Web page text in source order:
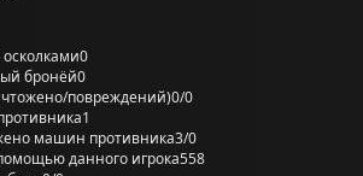
0
бронёй0
повреждений)0/0
1
машин противника3/0
данного игрока558